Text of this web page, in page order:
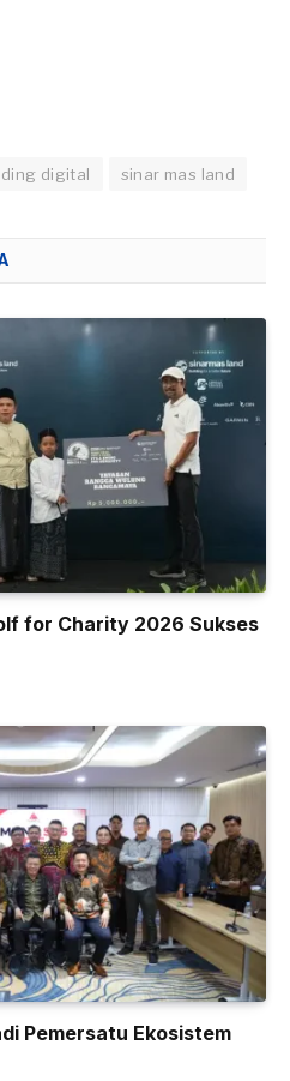
digital sinar mas land
for Charity 2026 Sukses
Pemersatu Ekosistem